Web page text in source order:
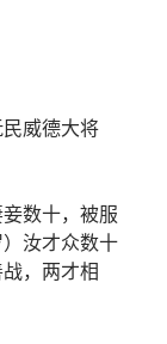
民威德大将
数十，被服
汝才众数十
，两才相